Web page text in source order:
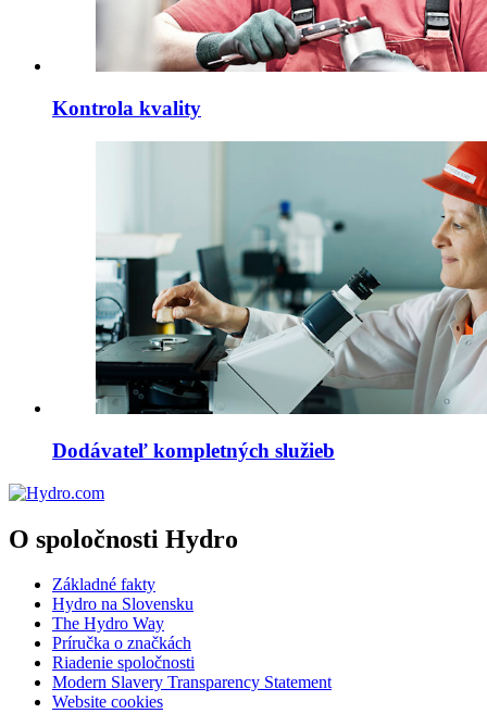
Kontrola kvality
Dodávateľ kompletných služieb
O spoločnosti Hydro
Základné fakty
Hydro na Slovensku
The Hydro Way
Príručka o značkách
Riadenie spoločnosti
Modern Slavery Transparency Statement
Website cookies